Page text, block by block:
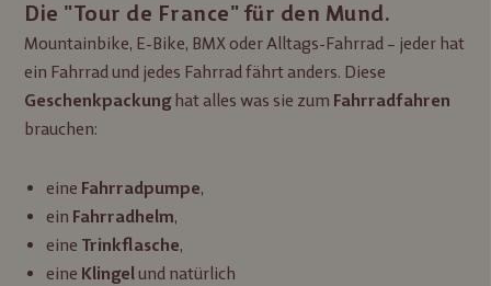
Die "Tour de France" für den Mund.
Mountainbike, E-Bike, BMX oder Alltags-Fahrrad – jeder hat
ein Fahrrad und jedes Fahrrad fährt anders. Diese
Geschenkpackunghat alles was sie zum Fahrradfahren
brauchen:
eine Fahrradpumpe,
ein Fahrradhelm,
eine Trinkflasche,
eine Klingelund natürlich